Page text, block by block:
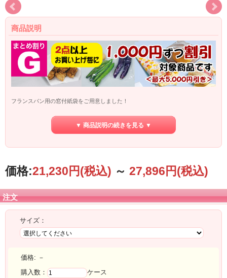
商品説明
フランスパン用の窓付紙袋をご用意しました！
▼ 商品説明の続きを見る ▼
価格:21,230円(税込) ～ 27,896円(税込)
注文
サイズ：
価格: －
購入数：
ケース